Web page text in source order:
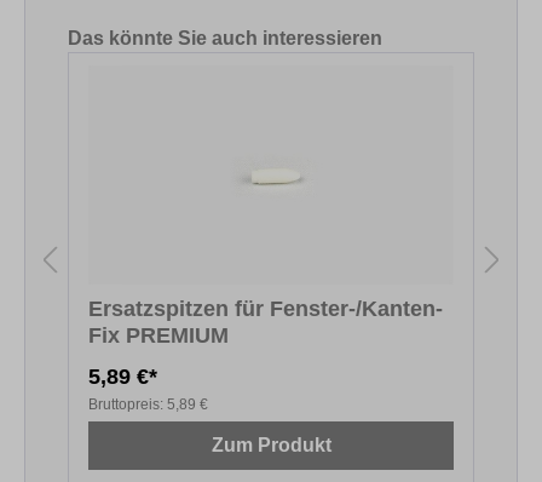
Produktgalerie überspringen
Das könnte Sie auch interessieren
Ersatzspitzen für Fenster-/Kanten-
Fix PREMIUM
5,89 €*
Bruttopreis: 5,89 €
Zum Produkt